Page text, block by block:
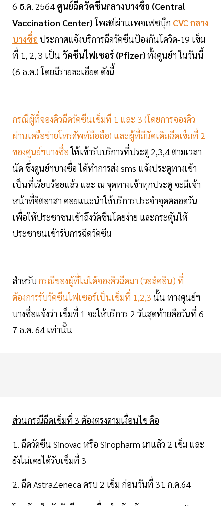
6 ธ.ค. 2564 ศูนย์ฉีดวัคซีนกลางบางซื่อ (Central
Vaccination Center)โพสต์ผ่านเพจเฟซบุ๊ก CVC กลาง
บางซื่อ ประกาศแจ้งบริการฉีดวัคซีนป้องกันโควิด-19 เข็ม
ที่ 1, 2, 3 เป็น วัคซีนไฟเซอร์ (Pfizer) ทั้งศูนย์ฯ ในวันนี้
(6 ธ.ค.) โดยมีรายละเอียด ดังนี้
กรณีผู้ที่จองคิวฉีดวัคซีนเข็มที่ 1 และ 3 (โดยการจองคิว
ผ่านเครือข่ายโทรศัพท์มือถือ) และผู้ที่มีนัดเดิมฉีดเข็มที่ 2
ของศูนย์ฯบางซื่อให้เข้ารับบริการที่ประตู 2,3,4 ตามเวลา
นัด ซึ่งศูนย์ฯบางซื่อ ได้ทำการส่ง sms แจ้งประตูทางเข้า
เป็นที่เรียบร้อยแล้ว และ ณ จุดทางเข้าทุกประตู จะมีเจ้า
หน้าที่จิตอาสา คอยแนะนำให้บริการประจำจุดตลอดวัน
เพื่อให้ประชาชนเข้าถึงวัคซีนโดยง่าย และกระตุ้นให้
ประชาชนเข้ารับการฉีดวัคซีน
สำหรับ กรณีของผู้ที่ไม่ได้จองคิวฉีดมา (วอล์คอิน) ที่
ต้องการรับวัคซีนไฟเซอร์เป็นเข็มที่ 1,2,3 นั้น ทางศูนย์ฯ
บางซื่อแจ้งว่า เข็มที่ 1 จะให้บริการ 2 วันสุดท้ายคือวันที่ 6-
7 ธ.ค. 64 เท่านั้น
ส่วนกรณีฉีดเข็มที่ 3 ต้องตรงตามเงื่อนไข คือ
1. ฉีดวัคซีน Sinovac หรือ Sinopharm มาแล้ว 2 เข็ม และ
ยังไม่เคยได้รับเข็มที่ 3
2. ฉีด AstraZeneca ครบ 2 เข็ม ก่อนวันที่ 31 ก.ค.64